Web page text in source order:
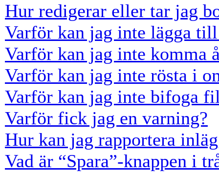
Hur redigerar eller tar jag
Varför kan jag inte lägga
Varför kan jag inte komma
Varför kan jag inte rösta i
Varför kan jag inte bifoga
Varför fick jag en varning?
Hur kan jag rapportera
Vad är “Spara”-knappen i